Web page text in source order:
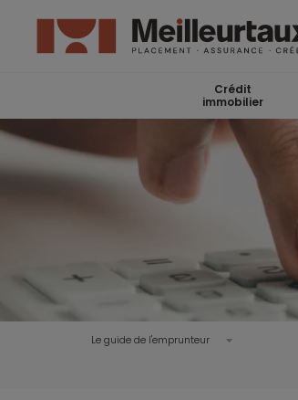
Crédit
immobilier
Le guide de l'emprunteur